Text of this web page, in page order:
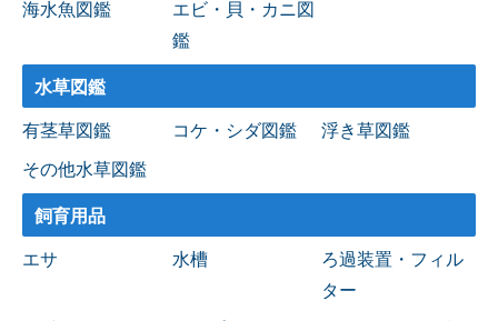
海水魚図鑑
エビ・貝・カニ図
鑑
水草図鑑
有茎草図鑑 コケ・シダ図鑑 浮き草図鑑
その他水草図鑑
飼育用品
エサ 水槽
ろ過装置・フィル
ター